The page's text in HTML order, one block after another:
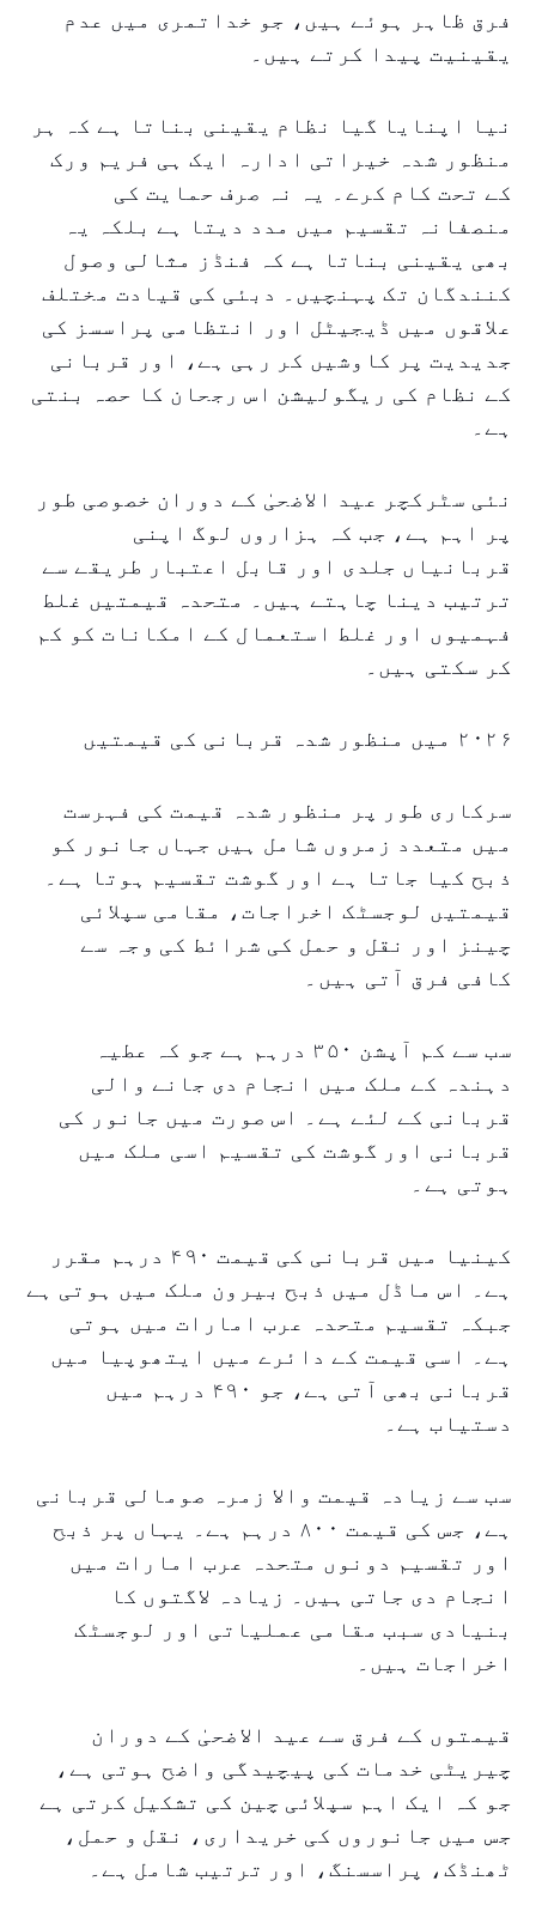
فرق ظاہر ہوئے ہیں، جو خداتمری میں عدم
یقینیت پیدا کرتے ہیں۔
نیا اپنایا گیا نظام یقینی بناتا ہے کہ ہر
منظور شدہ خیراتی ادارہ ایک ہی فریم ورک
کے تحت کام کرے۔ یہ نہ صرف حمایت کی
منصفانہ تقسیم میں مدد دیتا ہے بلکہ یہ
بھی یقینی بناتا ہے کہ فنڈز مثالی وصول
کنندگان تک پہنچیں۔ دبئی کی قیادت مختلف
علاقوں میں ڈیجیٹل اور انتظامی پراسسز کی
جدیدیت پر کاوشیں کر رہی ہے، اور قربانی
کے نظام کی ریگولیشن اس رجحان کا حصہ بنتی
ہے۔
نئی سٹرکچر عید الاضحیٰ کے دوران خصوصی طور
پر اہم ہے، جب کہ ہزاروں لوگ اپنی
قربانیاں جلدی اور قابل اعتبار طریقے سے
ترتیب دینا چاہتے ہیں۔ متحدہ قیمتیں غلط
فہمیوں اور غلط استعمال کے امکانات کو کم
کر سکتی ہیں۔
۲۰۲۶ میں منظور شدہ قربانی کی قیمتیں
سرکاری طور پر منظور شدہ قیمت کی فہرست
میں متعدد زمروں شامل ہیں جہاں جانور کو
ذبح کیا جاتا ہے اور گوشت تقسیم ہوتا ہے۔
قیمتیں لوجسٹک اخراجات، مقامی سپلائی
چینز اور نقل و حمل کی شرائط کی وجہ سے
کافی فرق آتی ہیں۔
سب سے کم آپشن ۳۵۰ درہم ہے جو کہ عطیہ
دہندہ کے ملک میں انجام دی جانے والی
قربانی کے لئے ہے۔ اس صورت میں جانور کی
قربانی اور گوشت کی تقسیم اسی ملک میں
ہوتی ہے۔
کینیا میں قربانی کی قیمت ۴۹۰ درہم مقرر
ہے۔ اس ماڈل میں ذبح بیرون ملک میں ہوتی ہے
جبکہ تقسیم متحدہ عرب امارات میں ہوتی
ہے۔ اسی قیمت کے دائرے میں ایتھوپیا میں
قربانی بھی آتی ہے، جو ۴۹۰ درہم میں
دستیاب ہے۔
سب سے زیادہ قیمت والا زمرہ صومالی قربانی
ہے، جس کی قیمت ۸۰۰ درہم ہے۔ یہاں پر ذبح
اور تقسیم دونوں متحدہ عرب امارات میں
انجام دی جاتی ہیں۔ زیادہ لاگتوں کا
بنیادی سبب مقامی عملیاتی اور لوجسٹک
اخراجات ہیں۔
قیمتوں کے فرق سے عید الاضحیٰ کے دوران
چیریٹی خدمات کی پیچیدگی واضح ہوتی ہے،
جو کہ ایک اہم سپلائی چین کی تشکیل کرتی ہے
جس میں جانوروں کی خریداری، نقل و حمل،
ٹھنڈک، پراسسنگ، اور ترتیب شامل ہے۔